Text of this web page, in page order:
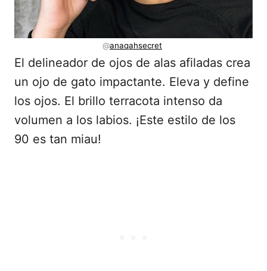
@anaqahsecret
El delineador de ojos de alas afiladas crea
un ojo de gato impactante. Eleva y define
los ojos. El brillo terracota intenso da
volumen a los labios. ¡Este estilo de los
90 es tan miau!